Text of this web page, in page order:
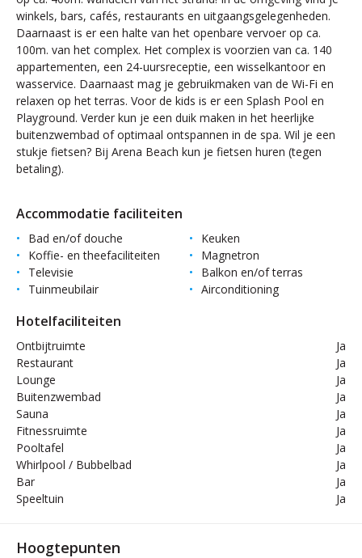
winkels, bars, cafés, restaurants en uitgaangsgelegenheden.
Daarnaast is er een halte van het openbare vervoer op ca.
100m. van het complex. Het complex is voorzien van ca. 140
appartementen, een 24-uursreceptie, een wisselkantoor en
wasservice. Daarnaast mag je gebruikmaken van de Wi-Fi en
relaxen op het terras. Voor de kids is er een Splash Pool en
Playground. Verder kun je een duik maken in het heerlijke
buitenzwembad of optimaal ontspannen in de spa. Wil je een
stukje fietsen? Bij Arena Beach kun je fietsen huren (tegen
betaling).
Accommodatie faciliteiten
Bad en/of douche
Keuken
Koffie- en theefaciliteiten
Magnetron
Televisie
Balkon en/of terras
Tuinmeubilair
Airconditioning
Hotelfaciliteiten
Ontbijtruimte
Ja
Restaurant
Ja
Lounge
Ja
Buitenzwembad
Ja
Sauna
Ja
Fitnessruimte
Ja
Pooltafel
Ja
Whirlpool / Bubbelbad
Ja
Bar
Ja
Speeltuin
Ja
Hoogtepunten